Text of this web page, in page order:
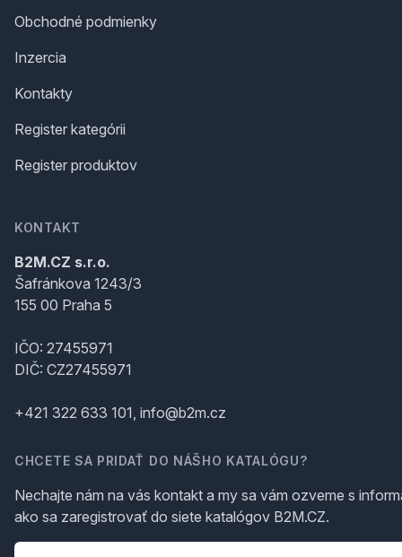
Obchodné podmienky
Inzercia
Kontakty
Register kategórii
Register produktov
KONTAKT
B2M.CZ s.r.o.
Šafránkova 1243/3
155 00 Praha 5
IČO: 27455971
DIČ: CZ27455971
+421 322 633 101, info@b2m.cz
CHCETE SA PRIDAŤ DO NÁŠHO KATALÓGU?
Nechajte nám na vás kontakt a my sa vám ozveme s
ako sa zaregistrovať do siete katalógov B2M.CZ.
Telefón